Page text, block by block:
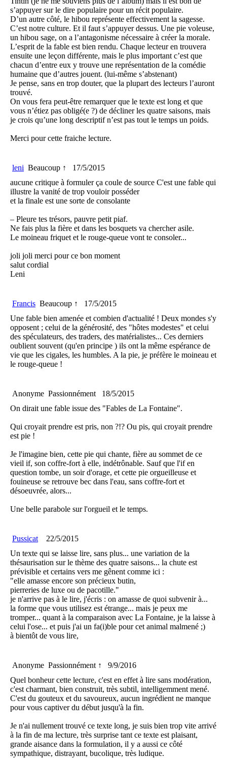
s’appuyer sur le dire populaire pour un récit populaire.
D’un autre côté, le hibou représente effectivement la sagesse.
C’est notre culture. Et il faut s’appuyer dessus. Une pie voleuse,
un hibou sage, on a l’antagonisme nécessaire à créer la morale.
L’esprit de la fable est bien rendu. Chaque lecteur en trouvera
ensuite une leçon différente, mais le plus important c’est que
chacun d’entre eux y trouve une représentation de la comédie
humaine que d’autres jouent. (lui-même s’abstenant)
Je pense, sans en trop douter, que la plupart des lecteurs l’auront
trouvé.
On vous fera peut-être remarquer que le texte est long et que
vous n’étiez pas obligé(e ?) de décliner les quatre saisons, mais
je crois qu’une long descriptif n’est pas tout le temps un poids.
Merci pour cette fraiche lecture.
leni Beaucoup ↑
17/5/2015
aucune critique à formuler ça coule de source C'est une fable qui
illustre la vanité de trop vouloir posséder
et la finale est une sorte de consolante
– Pleure tes trésors, pauvre petit piaf.
Ne fais plus la fière et dans les bosquets va chercher asile.
Le moineau friquet et le rouge-queue vont te consoler...
joli joli merci pour ce bon moment
salut cordial
Leni
Francis Beaucoup ↑
17/5/2015
Une fable bien amenée et combien d'actualité ! Deux mondes s'y
opposent ; celui de la générosité, des "hôtes modestes" et celui
des spéculateurs, des traders, des matérialistes... Ces derniers
oublient souvent (qu'en principe ) ils ont la même espérance de
vie que les cigales, les humbles. A la pie, je préfère le moineau et
le rouge-queue !
Anonyme Passionnément
18/5/2015
On dirait une fable issue des "Fables de La Fontaine".
Qui croyait prendre est pris, non ?!? Ou pis, qui croyait prendre
est pie !
Je l'imagine bien, cette pie qui chante, fière au sommet de ce
vieil if, son coffre-fort à elle, indétrônable. Sauf que l'if en
question tombe, un soir d'orage, et cette pie orgueilleuse et
fouineuse se retrouve bec dans l'eau, sans coffre-fort et
désoeuvrée, alors...
Une belle parabole sur l'orgueil et le temps.
Pussicat
22/5/2015
Un texte qui se laisse lire, sans plus... une variation de la
thésaurisation sur le thème des quatre saisons... la chute est
prévisible et certains vers me gênent comme ici :
"elle amasse encore son précieux butin,
pierreries de luxe ou de pacotille."
je n'arrive pas à le lire, j'écris : on amasse de quoi subvenir à...
la forme que vous utilisez est étrange... mais je peux me
tromper... quant à la comparaison avec La Fontaine, je la laisse à
celui l'ose... et puis j'ai un fa(i)ble pour cet animal malmené ;)
à bientôt de vous lire,
Anonyme Passionnément ↑
9/9/2016
Quel bonheur cette lecture, c'est en effet à lire sans modération,
c'est charmant, bien construit, très subtil, intelligemment mené.
C'est du gouteux et du savoureux, aucun ingrédient ne manque
pour vous captiver du début jusqu'à la fin.
Je n'ai nullement trouvé ce texte long, je suis bien trop vite arrivé
à la fin de ma lecture, très surprise tant ce texte est plaisant,
grande aisance dans la formulation, il y a aussi ce côté
sympathique, distrayant, bucolique, très ludique.